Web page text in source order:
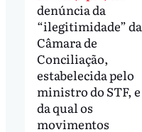
denúncia da
“ilegitimidade” da
Câmara de
Conciliação,
estabelecida pelo
ministro do STF, e
da qual os
movimentos